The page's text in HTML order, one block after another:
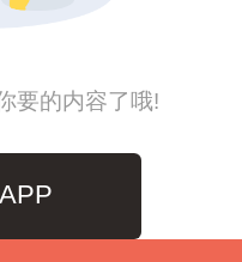
要的内容了哦!